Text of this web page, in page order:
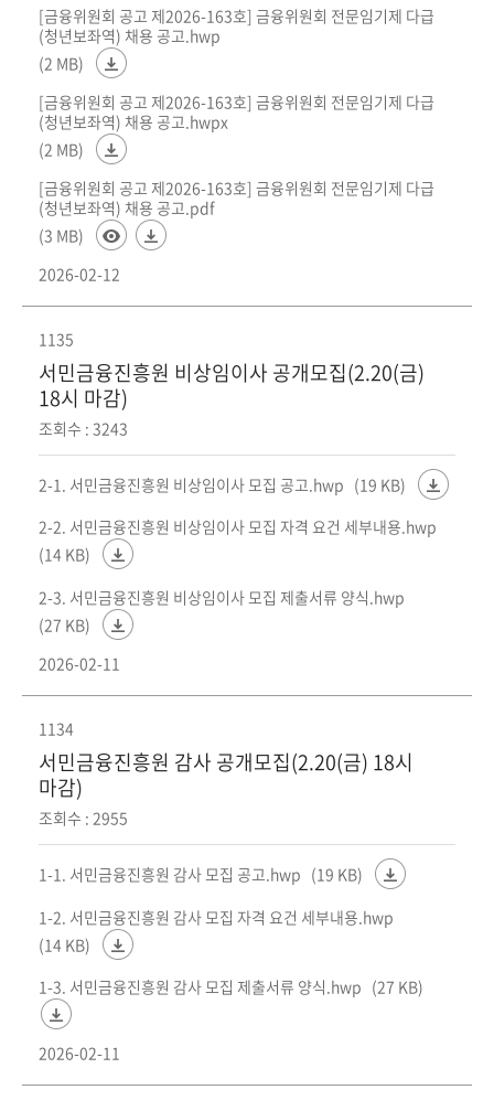
[금융위원회 공고 제2026-163호] 금융위원회 전문임기제 다급
(청년보좌역) 채용 공고.hwp
(2 MB)
[금융위원회 공고 제2026-163호] 금융위원회 전문임기제 다급
(청년보좌역) 채용 공고.hwpx
(2 MB)
[금융위원회 공고 제2026-163호] 금융위원회 전문임기제 다급
(청년보좌역) 채용 공고.pdf
(3 MB)
2026-02-12
1135
서민금융진흥원 비상임이사 공개모집(2.20(금)
18시 마감)
조회수 : 3243
2-1. 서민금융진흥원 비상임이사 모집 공고.hwp (19 KB)
2-2. 서민금융진흥원 비상임이사 모집 자격 요건 세부내용.hwp
(14 KB)
2-3. 서민금융진흥원 비상임이사 모집 제출서류 양식.hwp
(27 KB)
2026-02-11
1134
서민금융진흥원 감사 공개모집(2.20(금) 18시
마감)
조회수 : 2955
1-1. 서민금융진흥원 감사 모집 공고.hwp (19 KB)
1-2. 서민금융진흥원 감사 모집 자격 요건 세부내용.hwp
(14 KB)
1-3. 서민금융진흥원 감사 모집 제출서류 양식.hwp (27 KB)
2026-02-11